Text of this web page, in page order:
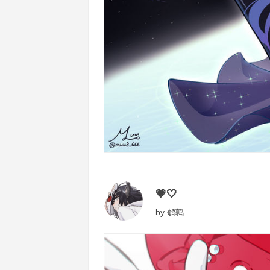
💗🤍
by 鹌鹑